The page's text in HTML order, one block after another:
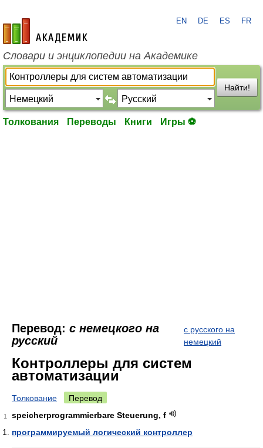
academic.ru
EN DE ES FR
Словари и энциклопедии на Академике
Найти!
Толкования Переводы Книги Игры ⚽
Перевод: с немецкого на
русский
с русского на
немецкий
Контроллеры для систем
автоматизации
Толкование Перевод
1
speicherprogrammierbare Steuerung, f
программируемый логический контроллер